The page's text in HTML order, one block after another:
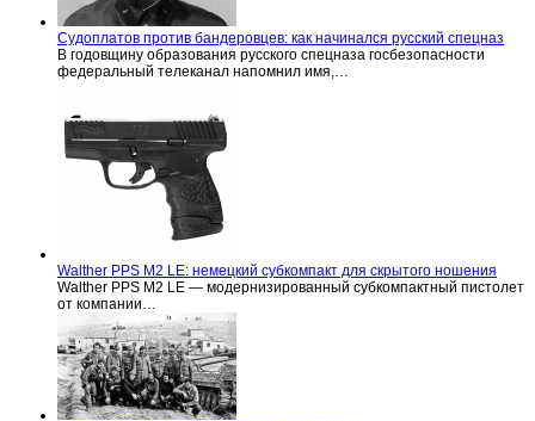
Судоплатов против бандеровцев: как начинался русский спецназ
В годовщину образования русского спецназа госбезопасности
федеральный телеканал напомнил имя,…
Walther PPS M2 LE: немецкий субкомпакт для скрытого ношения
Walther PPS M2 LE — модернизированный субкомпактный пистолет
от компании…